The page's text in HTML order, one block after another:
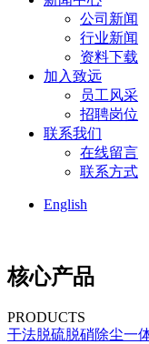
公司新闻
行业新闻
资料下载
加入致远
员工风采
招聘岗位
联系我们
在线留言
联系方式
English
核心产品
PRODUCTS
干法脱硫脱硝除尘一